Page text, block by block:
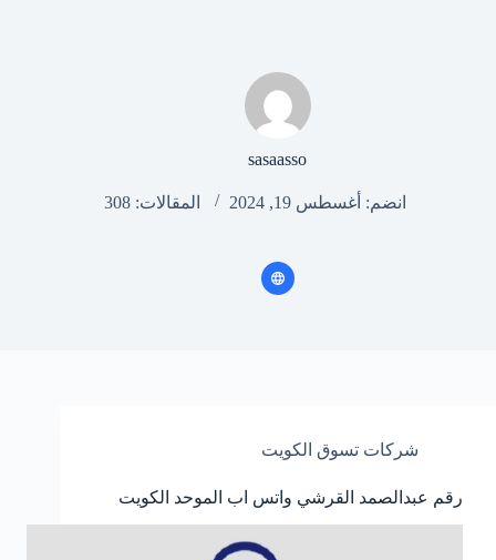
sasaasso
انضم: أغسطس 19, 2024 المقالات: 308
شركات تسوق الكويت
رقم عبدالصمد القرشي واتس اب الموحد الكويت